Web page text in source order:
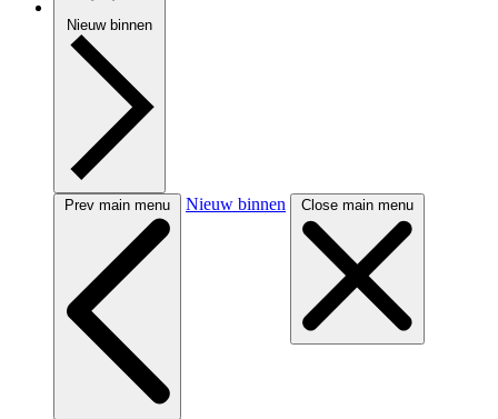
Nieuw binnen
Prev main menu Nieuw binnen Close main menu